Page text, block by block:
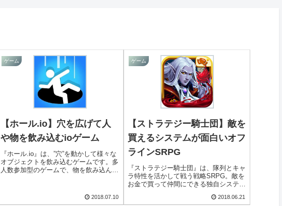
ゲーム
【ホール.io】穴を広げて人
や物を飲み込むioゲーム
『ホール.io』は、”穴”を動かして様々な
オブジェクトを飲み込むゲームです。多
人数参加型のゲームで、物を飲み込んで
指します。対戦相手はCPUですが、白熱
2018.07.10
ゲーム
【ストラテジー騎士団】敵を
買えるシステムが面白いオフ
ラインSRPG
『ストラテジー騎士団』は、隊列とキャ
ラ特性を活かして戦う戦略SRPG。敵を
お金で買って仲間にできる独自システム
2018.06.21